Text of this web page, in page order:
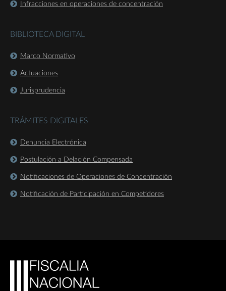
Infracciones en operaciones de concentración
BIBLIOTECA DIGITAL
Marco Normativo
Actuaciones
Jurisprudencia
TRÁMITES DIGITALES
Denuncia Electrónica
Postulación a Delación Compensada
Notificaciones de Operaciones de Concentración
Notificación de Participación en Competidores